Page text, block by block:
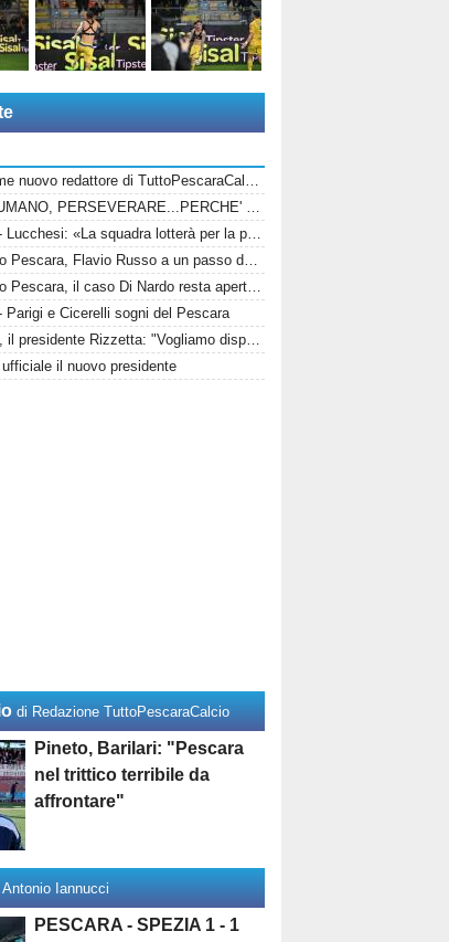
Candidati come nuovo redattore di TuttoPescaraCalcio.com!
ERRARE E' UMANO, PERSEVERARE...PERCHE' SPACCIARE PER BOMBER RUSSO E ALBERTI?
Messaggero - Lucchesi: «La squadra lotterà per la promozioni in serie B»
Calciomercato Pescara, Flavio Russo a un passo dal ritorno: Foggia accelera, il Sassuolo prepara il via libera
Calciomercato Pescara, il caso Di Nardo resta aperto: il bomber può anche restare in biancazzurro
Parigi e Cicerelli sogni del Pescara
Campobasso, il presidente Rizzetta: "Vogliamo disputare un campionato di vertice"
il nuovo presidente
di Redazione TuttoPescaraCalcio
Pineto, Barilari: "Pescara
nel trittico terribile da
affrontare"
Antonio Iannucci
PESCARA - SPEZIA 1 - 1